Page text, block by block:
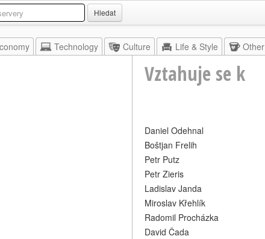
Hledat
Technology Culture Life & Style Other
Vztahuje se k
Daniel Odehnal
Boštjan Frelih
Petr Putz
Petr Zieris
Ladislav Janda
Miroslav Křehlík
Radomil Procházka
David Čada